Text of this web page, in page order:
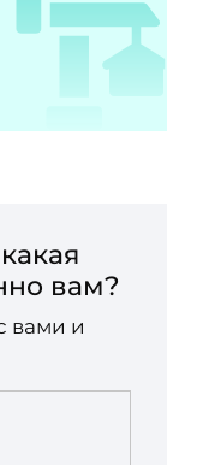
вам?
вами и